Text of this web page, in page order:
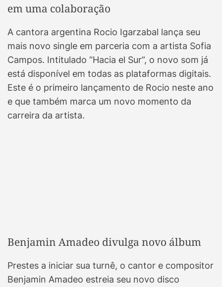
em uma colaboração
A cantora argentina Rocio Igarzabal lança seu
mais novo single em parceria com a artista Sofia
Campos. Intitulado “Hacia el Sur”, o novo som já
está disponível em todas as plataformas digitais.
Este é o primeiro lançamento de Rocio neste ano
e que também marca um novo momento da
carreira da artista.
Benjamin Amadeo divulga novo álbum
Prestes a iniciar sua turnê, o cantor e compositor
Benjamin Amadeo estreia seu novo disco